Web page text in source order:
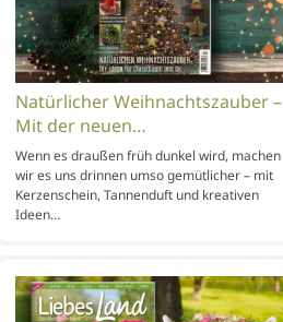
Natürlicher Weihnachtszauber –
Mit der neuen…
Wenn es draußen früh dunkel wird, machen
wir es uns drinnen umso gemütlicher – mit
Kerzenschein, Tannenduft und kreativen
Ideen…